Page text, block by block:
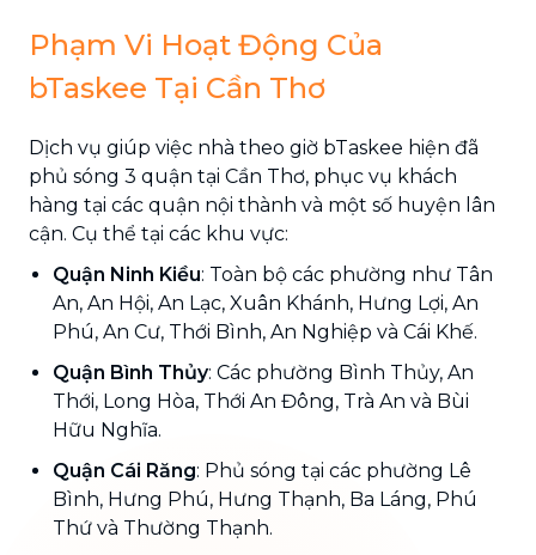
Phạm Vi Hoạt Động Của
bTaskee Tại Cần Thơ
Dịch vụ giúp việc nhà theo giờ bTaskee hiện đã
phủ sóng 3 quận tại Cần Thơ, phục vụ khách
hàng tại các quận nội thành và một số huyện lân
cận. Cụ thể tại các khu vực:
Quận Ninh Kiều: Toàn bộ các phường như Tân
An, An Hội, An Lạc, Xuân Khánh, Hưng Lợi, An
Phú, An Cư, Thới Bình, An Nghiệp và Cái Khế.
Quận Bình Thủy: Các phường Bình Thủy, An
Thới, Long Hòa, Thới An Đông, Trà An và Bùi
Hữu Nghĩa.
Quận Cái Răng: Phủ sóng tại các phường Lê
Bình, Hưng Phú, Hưng Thạnh, Ba Láng, Phú
Thứ và Thường Thạnh.